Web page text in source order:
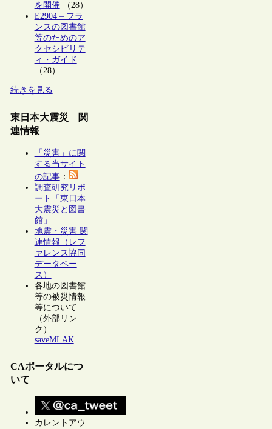
を開催（28）
E2904 – フラ
ンスの図書館
等のためのア
クセシビリテ
ィ・ガイド
（28）
続きを見る
東日本大震災 関
連情報
「災害」に関
する当サイト
の記事：
調査研究リポ
ート「東日本
大震災と図書
館」
地震・災害 関
連情報（レフ
ァレンス協同
データベー
ス）
各地の図書館
等の被災情報
等について
（外部リン
ク）
saveMLAK
CAポータルにつ
いて
カレントアウ